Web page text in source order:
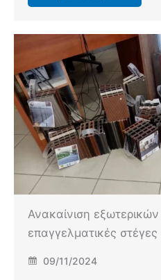
Ανακαίνιση
επαγγελματικές στέγες
09/11/2024